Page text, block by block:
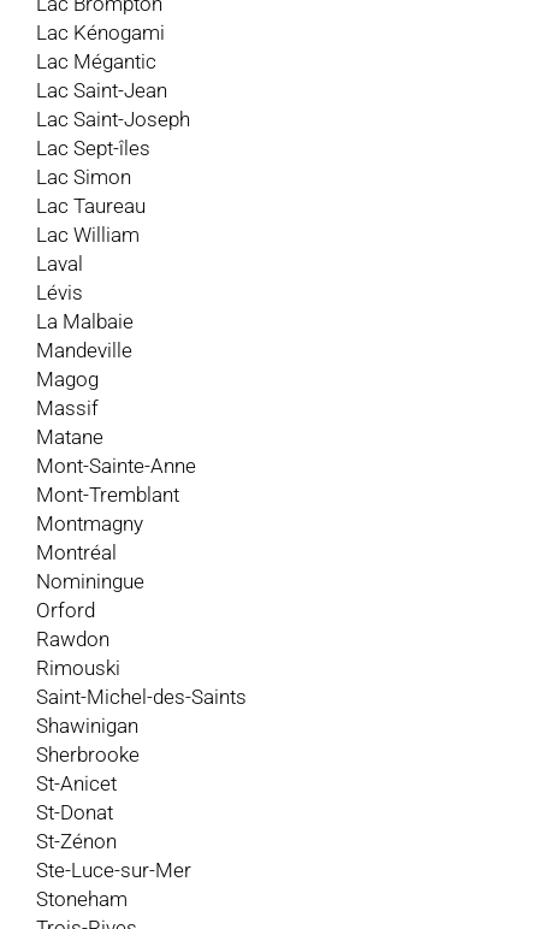
Lac Kénogami
Lac Mégantic
Lac Saint-Jean
Lac Saint-Joseph
Lac Sept-îles
Lac Simon
Lac Taureau
Lac William
Laval
Lévis
La Malbaie
Mandeville
Magog
Massif
Matane
Mont-Sainte-Anne
Mont-Tremblant
Montmagny
Montréal
Nominingue
Orford
Rawdon
Rimouski
Saint-Michel-des-Saints
Shawinigan
Sherbrooke
St-Anicet
St-Donat
St-Zénon
Ste-Luce-sur-Mer
Stoneham